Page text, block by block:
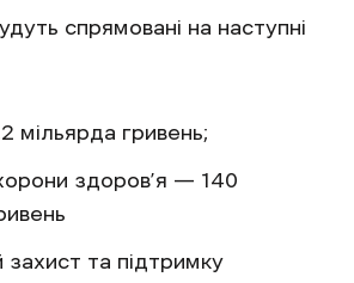
спрямовані на наступні
мільярда гривень;
здоров’я — 140
захист та підтримку